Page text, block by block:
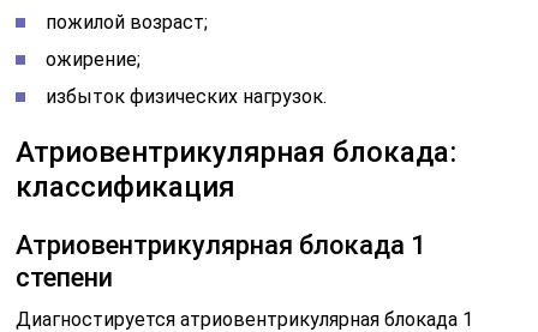
пожилой возраст;
ожирение;
избыток физических нагрузок.
Атриовентрикулярная блокада:
классификация
Атриовентрикулярная блокада 1
степени
Диагностируется атриовентрикулярная блокада 1